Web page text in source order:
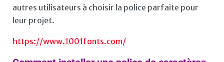
autres utilisateurs à choisir la police parfaite pour
leur projet.
https://www.1001fonts.com/